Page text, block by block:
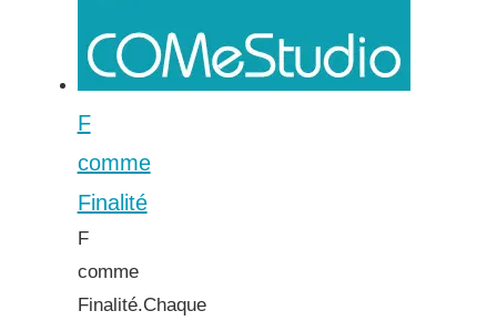
F
comme
Finalité
F
comme
Finalité.Chaque